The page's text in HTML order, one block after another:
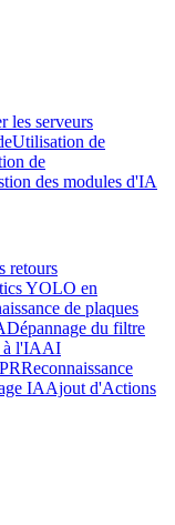
les serveurs
Utilisation de
de
des modules d'IA
retours
YOLO en
de plaques
Dépannage du filtre
à l'IAAI
Reconnaissance
IAAjout d'Actions